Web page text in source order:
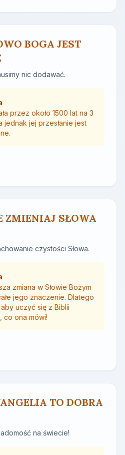
BOGA JEST
nic dodawać.
przez około 1500 lat na 3
jednak jej przesłanie jest
ZMIENIAJ SŁOWA
czystości Słowa.
zmiana w Słowie Bożym
jego znaczenie. Dlatego
uczyć się z Biblii
co ona mówi!
TO DOBRA
na świecie!